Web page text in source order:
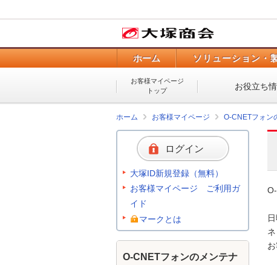
ホーム ソリューション・
お客様マイページ
トップ
お役立ち
ホーム お客様マイページ O-CNETフォン
ログイン
大塚ID新規登録（無料）
お客様マイページ ご利用ガ
イド
マークとは
O-CNETフォンのメンテナ